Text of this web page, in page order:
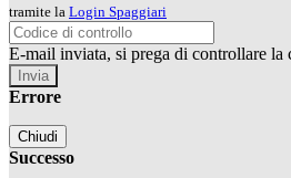
tramite la Login Spaggiari
E-mail inviata, si prega di controllare la
Errore
Chiudi
Successo